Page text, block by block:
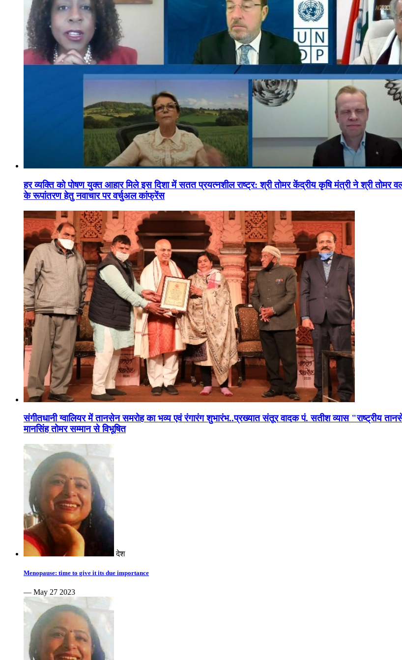
हर व्यक्ति को पोषण युक्त आहार मिले इस दिशा में सतत प्रयत्नशील राष्ट्र: श्री तोमर केंद्रीय कृषि मंत्री ने श्री तोमर
के रूपांतरण हेतु नवाचार पर वर्चुअल कांफ्रेंस
संगीतधानी ग्वालियर में तानसेन समरोह का भव्य एवं रंगारंग शुभारंभ..प्रख्यात संतूर वादक पं. सतीश व्यास "राष्ट्रीय
मानसिंह तोमर सम्मान से विभूषित
देश
Menopause: time to give it its due importance
— May 27 2023